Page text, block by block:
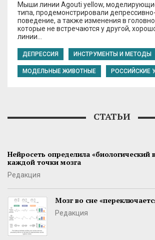
Мыши линии Agouti yellow,
типа, продемонстрировали
поведение, а также изменения в
которые не встречаются у другой,
линии…
ДЕПРЕССИЯ ИНСТРУМЕНТЫ И МЕТОДЫ
МОДЕЛЬНЫЕ ЖИВОТНЫЕ РОССИЙСКИЕ
СТАТЬИ
Нейросеть определила «биологический
каждой точки мозга
Редакция
Мозг во сне
Редакция